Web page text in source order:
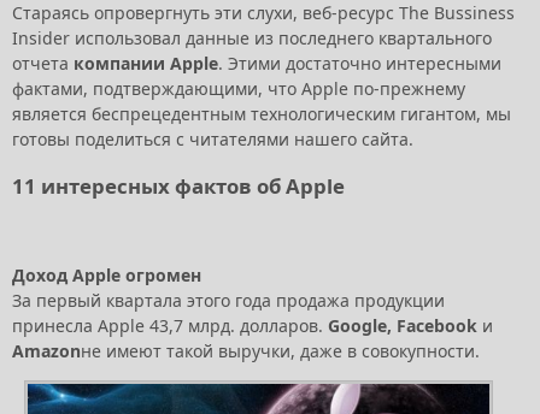
Стараясь опровергнуть эти слухи, веб-ресурс The Bussiness
Insider использовал данные из последнего квартального
отчета компании Apple. Этими достаточно интересными
фактами, подтверждающими, что Apple по-прежнему
является беспрецедентным технологическим гигантом, мы
готовы поделиться с читателями нашего сайта.
11 интересных фактов об Apple
Доход Apple огромен
За первый квартала этого года продажа продукции
принесла Apple 43,7 млрд. долларов. Google, Facebook и
Amazonне имеют такой выручки, даже в совокупности.